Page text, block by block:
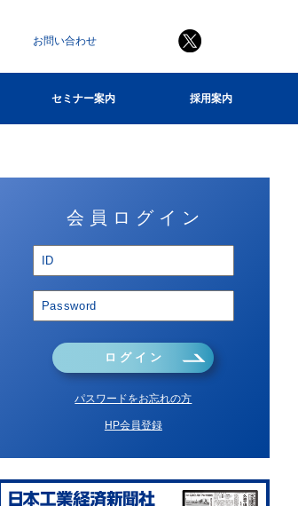
お問い合わせ
セミナー案内 採用案内
会 員 ロ グ イ ン
ロ グ イ ン
パスワードをお忘れの方
HP会員登録